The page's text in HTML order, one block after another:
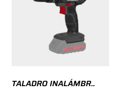
TALADRO INALÁMBR..